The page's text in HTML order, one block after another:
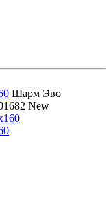
Шарм Эво
New